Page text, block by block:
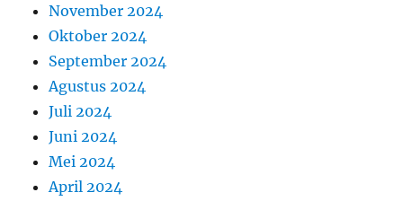
November 2024
Oktober 2024
September 2024
Agustus 2024
Juli 2024
Juni 2024
Mei 2024
April 2024